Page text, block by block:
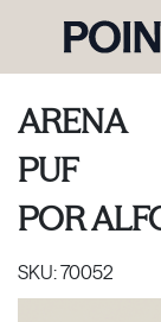
ARENA
PUF
POR
SKU:70052